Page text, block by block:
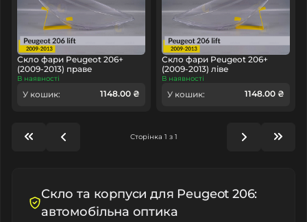
Скло фари Peugeot 206+
(2009-2013) праве
В наявності
У кошик: 1148.00 ₴
Скло фари Peugeot 206+
(2009-2013) ліве
В наявності
У кошик: 1148.00 ₴
Сторінка 1 з 1
Скло та корпуси для Peugeot 206:
автомобільна оптика